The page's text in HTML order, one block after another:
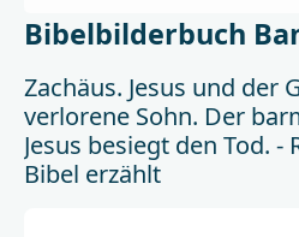
Bibelbilderbuch
Zachäus. Jesus und der
verlorene Sohn. Der
Jesus besiegt den Tod. -
Bibel erzählt